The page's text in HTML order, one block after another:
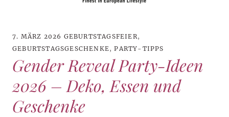
7. MÄRZ 2026 GEBURTSTAGSFEIER,
GEBURTSTAGSGESCHENKE,PARTY-TIPPS
Gender Reveal Party-Ideen
2026 – Deko, Essen und
Geschenke